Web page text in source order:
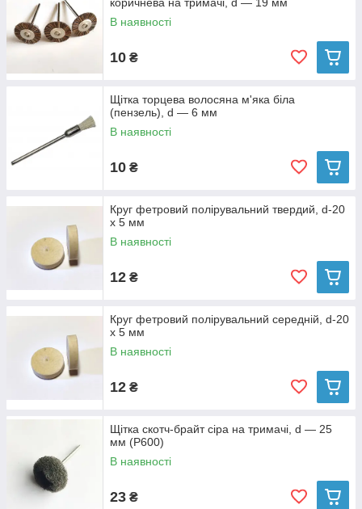
В наявності
10 ₴
Щітка торцева волосяна м'яка біла
(пензель), d — 6 мм
В наявності
10 ₴
Круг фетровий полірувальний твердий, d-20
х 5 мм
В наявності
12 ₴
Круг фетровий полірувальний середній, d-20
х 5 мм
В наявності
12 ₴
Щітка скотч-брайт сіра на тримачі, d — 25
мм (P600)
В наявності
23 ₴